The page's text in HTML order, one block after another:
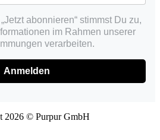
abonnieren“ stimmst Du zu,
im Rahmen unserer
verarbeiten.
Anmelden
2026 © Purpur GmbH